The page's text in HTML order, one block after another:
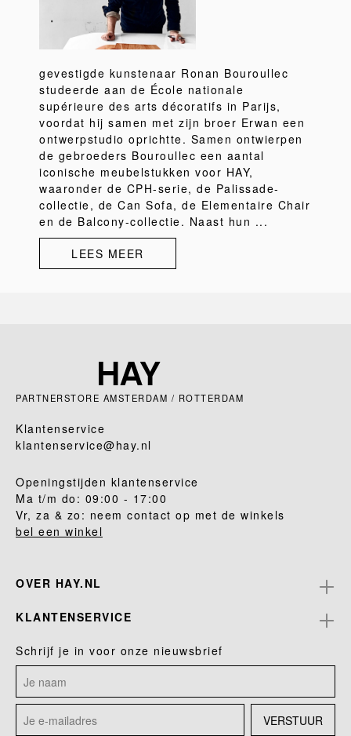
gevestigde kunstenaar Ronan Bouroullec
studeerde aan de École nationale
supérieure des arts décoratifs in Parijs,
voordat hij samen met zijn broer Erwan een
ontwerpstudio oprichtte. Samen ontwierpen
de gebroeders Bouroullec een aantal
iconische meubelstukken voor HAY,
waaronder de CPH-serie, de Palissade-
collectie, de Can Sofa, de Elementaire Chair
en de Balcony-collectie. Naast hun ...
LEES MEER
PARTNERSTORE AMSTERDAM / ROTTERDAM
Klantenservice
klantenservice@hay.nl
Openingstijden klantenservice
Ma t/m do: 09:00 - 17:00
Vr, za & zo: neem contact op met de winkels
bel een winkel
OVER HAY.NL
KLANTENSERVICE
Schrijf je in voor onze nieuwsbrief
VERSTUUR